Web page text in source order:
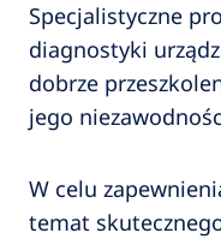
Specjalistyczne
diagnostyki
dobrze
jego
W celu
temat